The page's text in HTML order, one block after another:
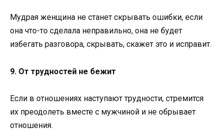
Мудрая женщина не станет скрывать ошибки, если
она что-то сделала неправильно, она не будет
избегать разговора, скрывать, скажет это и исправит.
9. От трудностей не бежит
Если в отношениях наступают трудности, стремится
их преодолеть вместе с мужчиной и не обрывает
отношения.